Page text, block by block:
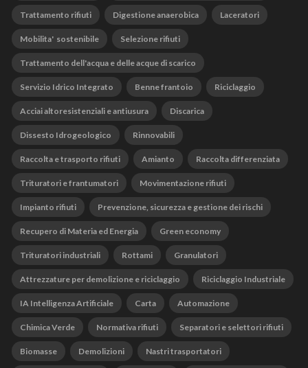
Trattamento rifiuti Digestione anaerobica Laceratori
Mobilita' sostenibile Selezione rifiuti
Trattamento dell'acqua e delle acque di scarico
Servizio Idrico Integrato Benne frantoio Riciclaggio
Acciai altoresistenziali e antiusura Discarica
Dissesto Idrogeologico Rinnovabili
Raccolta e trasporto rifiuti Amianto Raccolta differenziata
Trituratori e frantumatori Movimentazione rifiuti
Impianto rifiuti Prevenzione, sicurezza e gestione dei rischi
Recupero di Materia ed Energia Green economy
Trituratori industriali Rottami Granulatori
Attrezzature per demolizione e riciclaggio Riciclaggio Industriale
IA Intelligenza Artificiale Carta Automazione
Chimica Verde Normativa rifiuti Separatori e selettori rifiuti
Biomasse Demolizioni Nastri trasportatori